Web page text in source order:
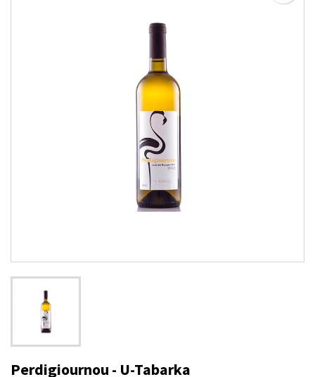
Perdigiournou - U-Tabarka